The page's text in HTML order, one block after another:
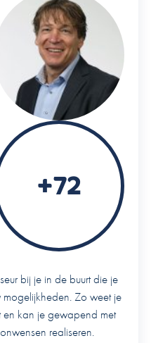
te raadplegen
en de beste optie
met een vrijblijvende
+72
bij je in de buurt die je
Zo weet je
kan je gewapend met
realiseren.